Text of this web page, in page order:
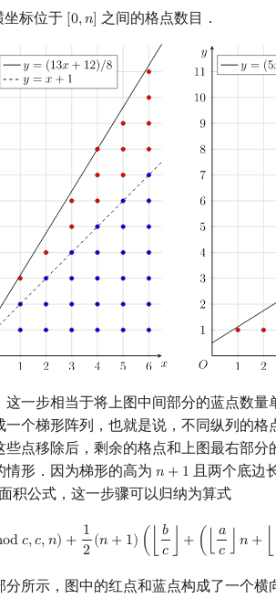
坐标位于 [0,𝑛]
[0,n] 之间的格点数目．
一步相当于将上图中间部分的蓝点数量
个梯形阵列，也就是说，不同纵列的格
点移除后，剩余的格点和上图最右部分
形．因为梯形的高为 𝑛 + 1
n +1 且两个底边
积公式，这一步骤可以归纳为算式
od𝑐,𝑐,𝑛) + 1
2 (𝑛 + 1) (
𝑏
𝑐
+ (
𝑎
𝑐
𝑛 +
b ,c n +1 2 + 1) ( b c ⌋+ (⌊ a ⌋n+ ⌊b c .
所示，图中的红点和蓝点构成了一个横